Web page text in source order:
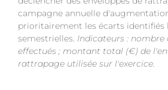
campagne annuelle
prioritairement les écarts identifiés
semestrielles. Indicateurs :
effectués ; montant total (€) de
rattrapage utilisée sur l'exercice.